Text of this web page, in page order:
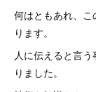
何はともあれ、
ります。
人に伝えると言
りました。